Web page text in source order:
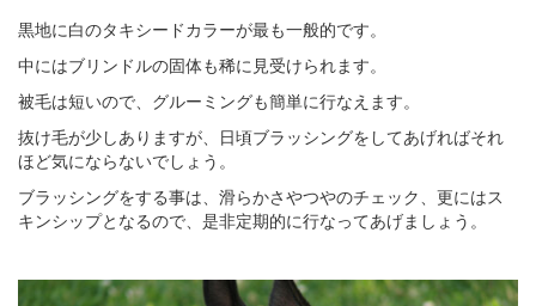
黒地に白のタキシードカラーが最も一般的です。
中にはブリンドルの固体も稀に見受けられます。
被毛は短いので、グルーミングも簡単に行なえます。
抜け毛が少しありますが、日頃ブラッシングをしてあげればそれ
ほど気にならないでしょう。
ブラッシングをする事は、滑らかさやつやのチェック、更にはス
キンシップとなるので、是非定期的に行なってあげましょう。